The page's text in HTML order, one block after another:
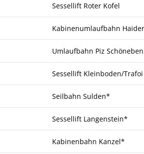
Sessellift Roter Kofel
Kabinenumlaufbahn
Umlaufbahn Piz Schöneben
Sessellift Kleinboden/Trafoi
Seilbahn Sulden*
Sessellift Langenstein*
Kabinenbahn Kanzel*